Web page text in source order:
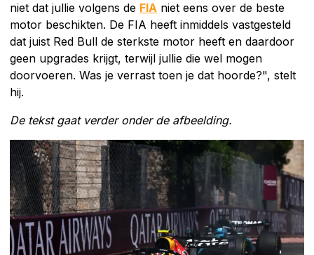
niet dat jullie volgens de FIA niet eens over de beste
motor beschikten. De FIA heeft inmiddels vastgesteld
dat juist Red Bull de sterkste motor heeft en daardoor
geen upgrades krijgt, terwijl jullie die wel mogen
doorvoeren. Was je verrast toen je dat hoorde?", stelt
hij.
De tekst gaat verder onder de afbeelding.